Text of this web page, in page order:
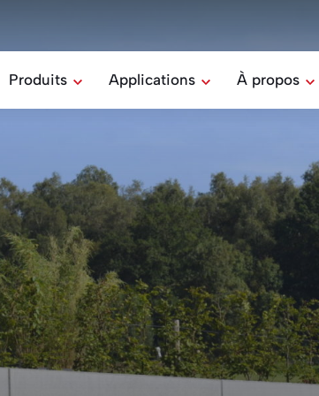
Produits
Rectilom
Le bloc béton à coller
Belomur
Éléments de soutènement
Stepoc
Le bloc de coffrage
Dalles hydro
Les dalles drainantes
Divers
Applications
Industrie
Ferme
À propos
Notre
Notre
DX